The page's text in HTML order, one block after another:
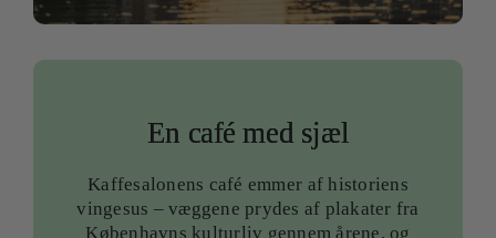
En café med sjæl
Kaffesalonens café emmer af historiens
vingesus – væggene prydes af plakater fra
Københavns kulturliv gennem årene, og